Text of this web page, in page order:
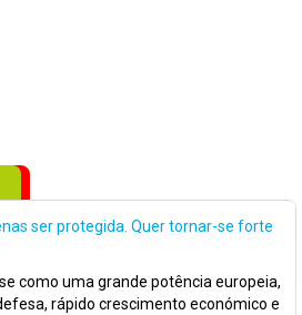
ser protegida. Quer tornar-se forte
como uma grande potência europeia,
rápido crescimento económico e